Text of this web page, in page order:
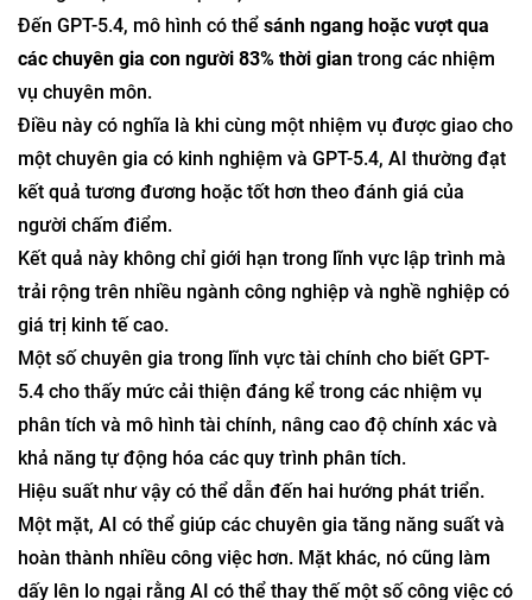
Đến GPT-5.4, mô hình có thể sánh ngang hoặc vượt qua
các chuyên gia con người 83% thời gian trong các nhiệm
vụ chuyên môn.
Điều này có nghĩa là khi cùng một nhiệm vụ được giao cho
một chuyên gia có kinh nghiệm và GPT-5.4, AI thường đạt
kết quả tương đương hoặc tốt hơn theo đánh giá của
người chấm điểm.
Kết quả này không chỉ giới hạn trong lĩnh vực lập trình mà
trải rộng trên nhiều ngành công nghiệp và nghề nghiệp có
giá trị kinh tế cao.
Một số chuyên gia trong lĩnh vực tài chính cho biết GPT-
5.4 cho thấy mức cải thiện đáng kể trong các nhiệm vụ
phân tích và mô hình tài chính, nâng cao độ chính xác và
khả năng tự động hóa các quy trình phân tích.
Hiệu suất như vậy có thể dẫn đến hai hướng phát triển.
Một mặt, AI có thể giúp các chuyên gia tăng năng suất và
hoàn thành nhiều công việc hơn. Mặt khác, nó cũng làm
dấy lên lo ngại rằng AI có thể thay thế một số công việc có